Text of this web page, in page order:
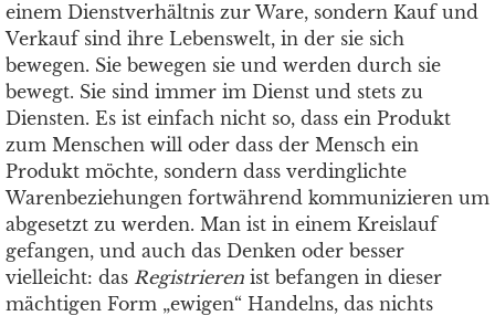
einem Dienstverhältnis zur Ware, sondern Kauf und
Verkauf sind ihre Lebenswelt, in der sie sich
bewegen. Sie bewegen sie und werden durch sie
bewegt. Sie sind immer im Dienst und stets zu
Diensten. Es ist einfach nicht so, dass ein Produkt
zum Menschen will oder dass der Mensch ein
Produkt möchte, sondern dass verdinglichte
Warenbeziehungen fortwährend kommunizieren um
abgesetzt zu werden. Man ist in einem Kreislauf
gefangen, und auch das Denken oder besser
vielleicht: das Registrieren ist befangen in dieser
mächtigen Form „ewigen“ Handelns, das nichts